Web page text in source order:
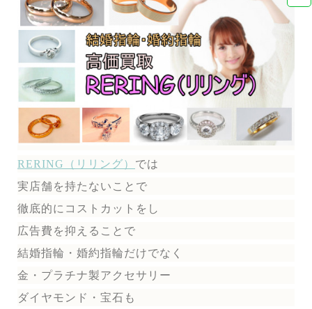
RERING（リリング） では
実店舗を持たないことで
徹底的にコストカットをし
広告費を抑えることで
結婚指輪・婚約指輪だけでなく
金・プラチナ製アクセサリー
ダイヤモンド・宝石も